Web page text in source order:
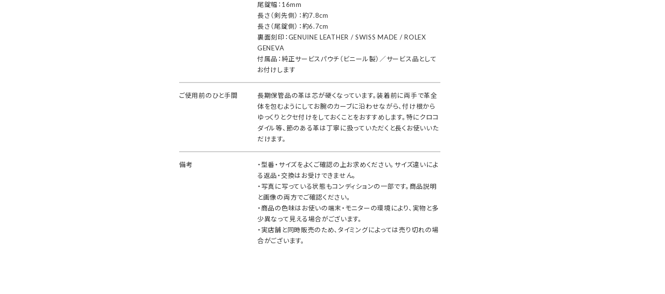
尾錠幅：16mm
長さ（剣先側）：約7.8cm
長さ（尾錠側）：約6.7cm
裏面刻印：GENUINE LEATHER / SWISS MADE / ROLEX
GENEVA
付属品：純正サービスパウチ（ビニール製）／サービス品として
お付けします
ご使用前のひと手間
長期保管品の革は芯が硬くなっています。装着前に両手で革全
体を包むようにしてお腕のカーブに沿わせながら、付け根から
ゆっくりとクセ付けをしておくことをおすすめします。特にクロコ
ダイル等、節のある革は丁寧に扱っていただくと長くお使いいた
だけます。
備考
・型番・サイズをよくご確認の上お求めください。サイズ違いによ
る返品・交換はお受けできません。
・写真に写っている状態もコンディションの一部です。商品説明
と画像の両方でご確認ください。
・商品の色味はお使いの端末・モニターの環境により、実物と多
少異なって見える場合がございます。
・実店舗と同時販売のため、タイミングによっては売り切れの場
合がございます。